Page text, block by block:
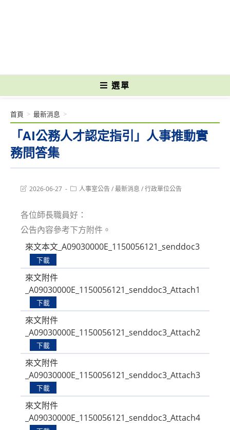
選單
「AI公務人才認定指引」人事推動實
務問答集
首頁 > 最新消息 >
Post2026-06-27
Post人事室公告/最新消息 /行政單位公告
各位師長職員好：
公告內容參考下方附件。
來文本文_A09030000E_1150056121_senddoc3
下載
來文附件
_A09030000E_1150056121_senddoc3_Attach1
下載
來文附件
_A09030000E_1150056121_senddoc3_Attach2
下載
來文附件
_A09030000E_1150056121_senddoc3_Attach3
下載
來文附件
_A09030000E_1150056121_senddoc3_Attach4